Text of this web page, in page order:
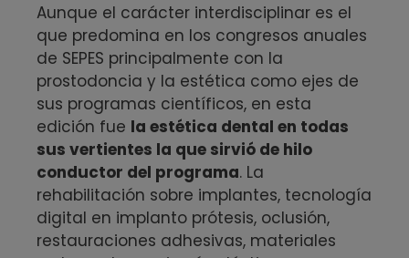
Aunque el carácter interdisciplinar es el
que predomina en los congresos anuales
de SEPES principalmente con la
prostodoncia y la estética como ejes de
sus programas científicos, en esta
edición fue la estética dental en todas
sus vertientes la que sirvió de hilo
conductor del programa. La
rehabilitación sobre implantes, tecnología
digital en implanto prótesis, oclusión,
restauraciones adhesivas, materiales